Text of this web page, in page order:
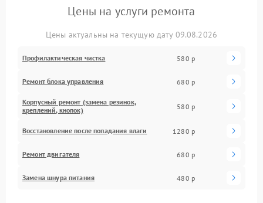
Цены на услуги ремонта
Цены актуальны на текущую дату 09.08.2026
Профилактическая чистка 580 р
Ремонт блока управления 680 р
Корпусный ремонт (замена резинок,
креплений, кнопок)
580 р
Восстановление после попадания влаги 1280 р
Ремонт двигателя 680 р
Замена шнура питания 480 р